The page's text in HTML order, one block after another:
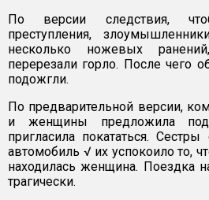
По версии следствия,
преступления,
несколько ножевых
перерезали горло. После чего
подожгли.
По предварительной версии,
и женщины предложила
пригласила покататься.
автомобиль √ их успокоило то,
находилась женщина. Поездка
трагически.